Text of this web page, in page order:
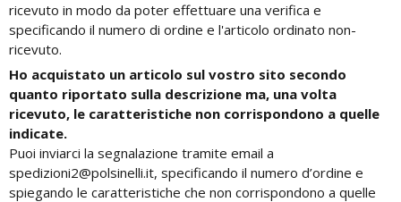
ricevuto in modo da poter effettuare una verifica e
specificando il numero di ordine e l'articolo ordinato non-
ricevuto.
Ho acquistato un articolo sul vostro sito secondo
quanto riportato sulla descrizione ma, una volta
ricevuto, le caratteristiche non corrispondono a quelle
indicate.
Puoi inviarci la segnalazione tramite email a
spedizioni2@polsinelli.it, specificando il numero d’ordine e
spiegando le caratteristiche che non corrispondono a quelle